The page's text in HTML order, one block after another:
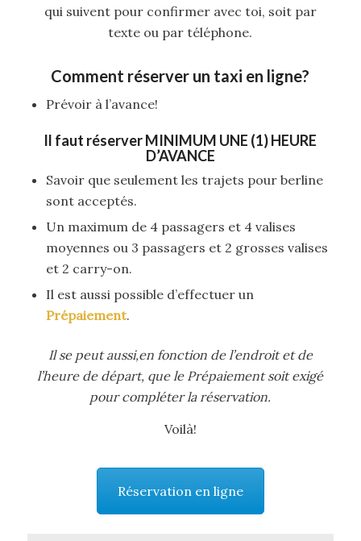
qui suivent pour confirmer avec toi, soit par
texte ou par téléphone.
Comment réserver un taxi en ligne?
Prévoir à l’avance!
Il faut réserverMINIMUM UNE (1) HEURE
D’AVANCE
Savoir que seulement les trajets pour berline
sont acceptés.
Un maximum de 4 passagers et 4 valises
moyennes ou 3 passagers et 2 grosses valises
et 2 carry-on.
Il est aussi possible d’effectuer un
Prépaiement.
Il se peut aussi,en fonction de l’endroit et de
l’heure de départ, que le Prépaiement soit exigé
pour compléter la réservation.
Voilà!
Réservation en ligne